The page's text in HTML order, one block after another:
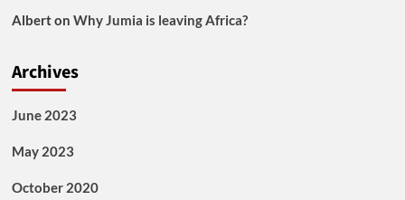
Alberton Why Jumia is leaving Africa?
Archives
June 2023
May 2023
October 2020